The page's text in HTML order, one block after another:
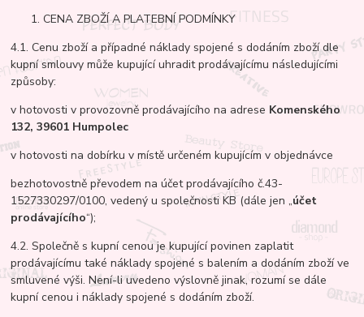
CENA ZBOŽÍ A PLATEBNÍ PODMÍNKY
4.1. Cenu zboží a případné náklady spojené s dodáním zboží dle
kupní smlouvy může kupující uhradit prodávajícímu následujícími
způsoby:
v hotovosti v provozovně prodávajícího na adrese Komenského
132, 39601 Humpolec
v hotovosti na dobírku v místě určeném kupujícím v objednávce
bezhotovostně převodem na účet prodávajícího č.43-
1527330297/0100, vedený u společnosti KB (dále jen „účet
prodávajícího“);
4.2. Společně s kupní cenou je kupující povinen zaplatit
prodávajícímu také náklady spojené s balením a dodáním zboží ve
smluvené výši. Není-li uvedeno výslovně jinak, rozumí se dále
kupní cenou i náklady spojené s dodáním zboží.